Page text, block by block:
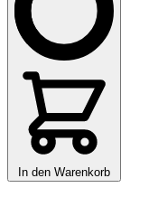
In den Warenkorb